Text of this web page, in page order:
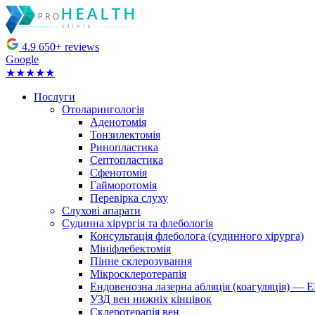
4.9 650+ reviews
Google
★★★★★
Послуги
Отоларингологія
Аденотомія
Тонзилектомія
Ринопластика
Септопластика
Сфенотомія
Гайморотомія
Перевірка слуху
Слухові апарати
Судинна хірургія та флебологія
Консультація флеболога (судинного хірурга)
Мініфлебектомія
Пінне склерозування
Мікросклеротерапія
Ендовенозна лазерна абляція (коагуляція) —
УЗД вен нижніх кінцівок
Склеротерапія вен